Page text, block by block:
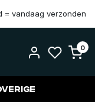
= vandaag verzonden
0